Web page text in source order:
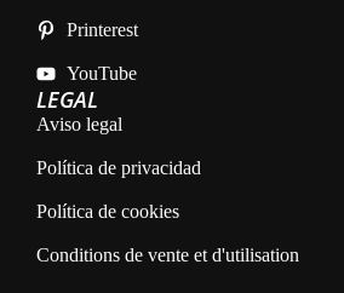
LEGAL
Aviso legal
Política de privacidad
Política de cookies
Conditions de vente et d'utilisation
Printerest
YouTube